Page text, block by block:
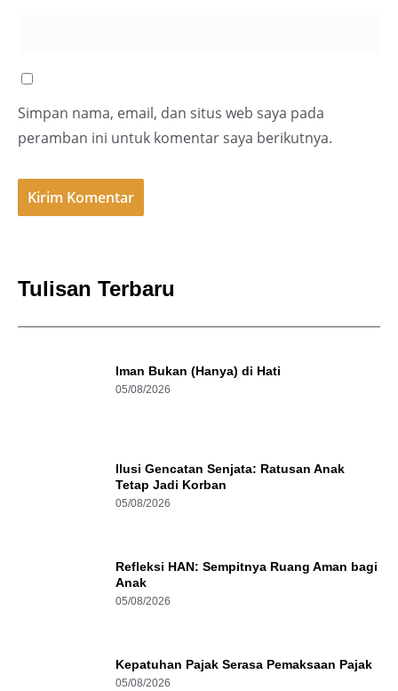
Simpan nama, email, dan situs web saya pada
peramban ini untuk komentar saya berikutnya.
Tulisan Terbaru
Iman Bukan (Hanya) di Hati
05/08/2026
Ilusi Gencatan Senjata: Ratusan Anak
Tetap Jadi Korban
05/08/2026
Refleksi HAN: Sempitnya Ruang Aman bagi
Anak
05/08/2026
Kepatuhan Pajak Serasa Pemaksaan Pajak
05/08/2026